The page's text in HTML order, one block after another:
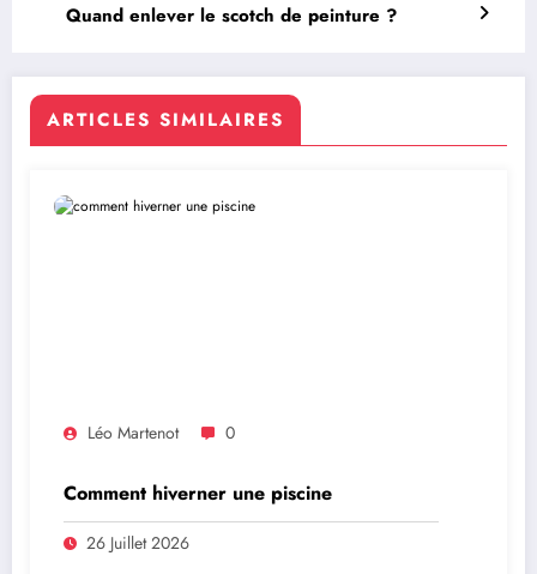
Quand enlever le scotch de peinture ?
ARTICLES SIMILAIRES
Léo Martenot 0
Comment hiverner une piscine
26 Juillet 2026